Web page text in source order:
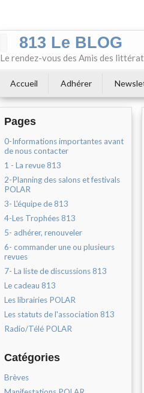
813 Le BLOG
Le rendez-vous des Amis des
Accueil Adhérer
Pages
0-Informations importantes avant
de nous contacter
1 - La revue 813
2-Planning des salons et festivals
POLAR
3- L'équipe de 813
4-Les Trophées 813
5- adhérer, renouveler
6- commander une ou plusieurs
revues
7- La liste de discussions 813
Le cadeau 813
Les librairies POLAR
Les statuts de l'association 813
Radio/Télé POLAR
Catégories
Brèves